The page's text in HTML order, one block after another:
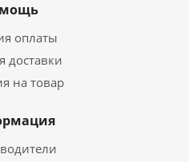
оплаты
доставки
на товар